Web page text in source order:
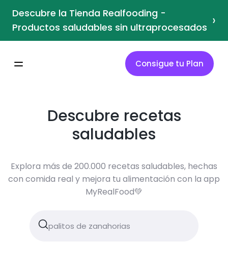
Descubre la Tienda Realfooding -
Productos saludables sin ultraprocesados ›
Consigue tu Plan
Descubre recetas
saludables
Explora más de 200.000 recetas saludables, hechas
con comida real y mejora tu alimentación con la app
MyRealFood💚